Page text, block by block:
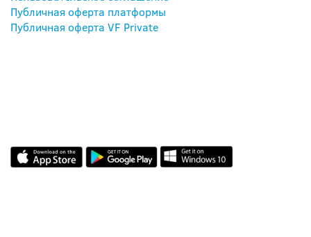
Публичная оферта платформы
Публичная оферта VF Private